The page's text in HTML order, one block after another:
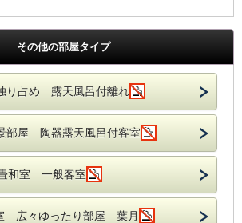
その他の部屋タイプ
り占め 露天風呂付離れ
部屋 陶器露天風呂付客室
和室 一般客室
広々ゆったり部屋 葉月